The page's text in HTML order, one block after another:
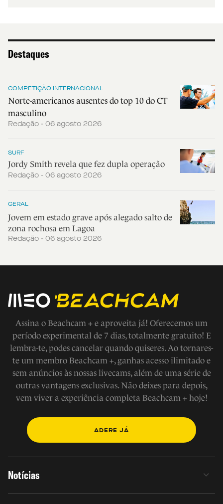
Destaques
COMPETIÇÃO INTERNACIONAL
Norte-americanos ausentes do top 10 do CT
masculino
Redação - 06 agosto 2026
SURF
Jordy Smith revela que fez dupla operação
Redação - 06 agosto 2026
GERAL
Jovem em estado grave após alegado salto de
zona rochosa em Lagoa
Redação - 06 agosto 2026
Assina o Beachcam + e aproveita já! Oferecemos um
período experimental de 7 dias, totalmente gratuito! E
lembra-te, podes cancelar quando quiseres. Ao tornares-
te um membro Beachcam +, ganhas acesso ilimitado e
sem anúncios às nossas livecams, além de uma série de
outras vantagens exclusivas. Não deixes para depois,
vem viver a experiência completa Beachcam + hoje!
ADERE JÁ
Notícias